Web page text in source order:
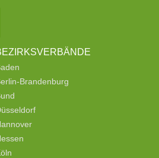
Brandenburg